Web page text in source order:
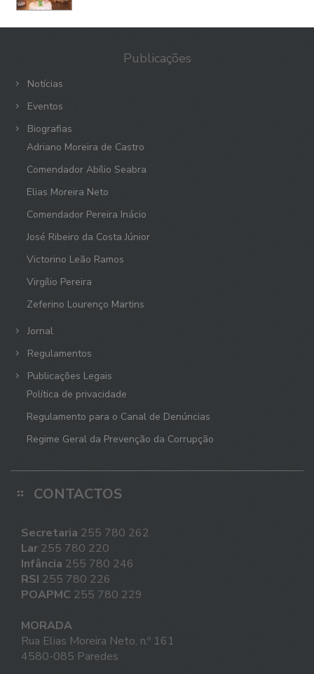
Publicações
Notícias
Eventos
Biografias
Adriano Moreira de Castro
Comendador Abílio Seabra
Elias Moreira Neto
Comendador Pereira Inácio
José Ribeiro da Costa Júnior
Victorino Leão Ramos
Virgílio Pereira
Zeferino Lourenço Martins
Jornal
Regulamentos
Publicações Legais
Política de privacidade
Regulamento para o Canal de Denúncias
Regime Geral da Prevenção da Corrupção
CONTACTOS
Secretaria 255 780 262
Lar 255 780 220
Infância 255 780 246
RSI 255 780 226
POAPMC 255 780 229
MORADA
Rua Elias Moreira Neto, n.º 161
4580-085 Paredes